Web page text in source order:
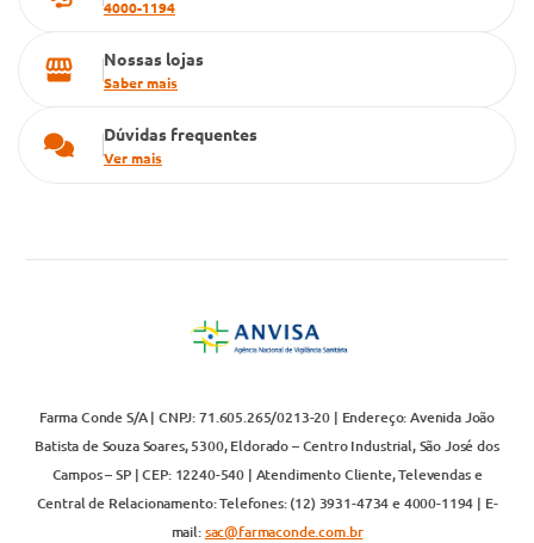
4000-1194
Nossas lojas
Saber mais
Dúvidas frequentes
Ver mais
Farma Conde S/A | CNPJ: 71.605.265/0213-20 | Endereço: Avenida João
Batista de Souza Soares, 5300, Eldorado – Centro Industrial, São José dos
Campos – SP | CEP: 12240-540 | Atendimento Cliente, Televendas e
Central de Relacionamento: Telefones: (12) 3931-4734 e 4000-1194 | E-
mail:sac@farmaconde.com.br